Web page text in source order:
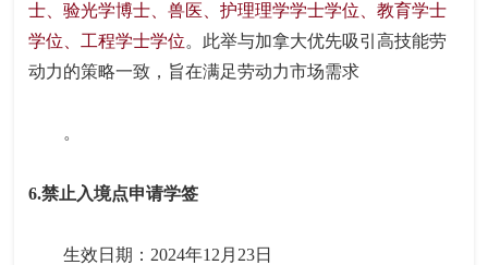
士、验光学博士、兽医、护理理学学士学位、教育学士
学位、工程学士学位。此举与加拿大优先吸引高技能劳
动力的策略一致，旨在满足劳动力市场需求
。
6.禁止入境点申请学签
生效日期：2024年12月23日